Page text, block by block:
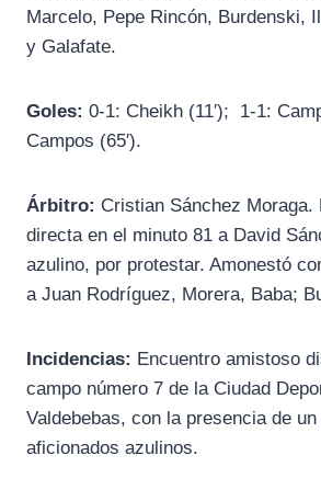
Marcelo, Pepe Rincón, Burdenski,
y Galafate.
Goles: 0-1: Cheikh (11′); 1-1:
Campos (65′).
Árbitro: Cristian Sánchez Moraga.
directa en el minuto 81 a David
azulino, por protestar. Amonestó
a Juan Rodríguez, Morera, Baba;
Incidencias: Encuentro amistoso
campo número 7 de la Ciudad
Valdebebas, con la presencia de
aficionados azulinos.